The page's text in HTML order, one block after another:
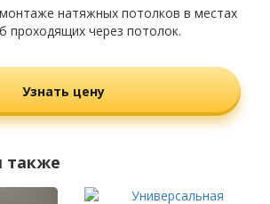
натяжных потолков в местах
проходящих через потолок.
Узнать цену
также